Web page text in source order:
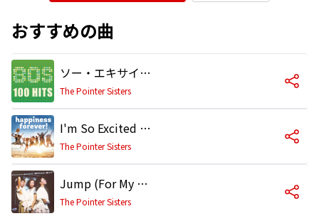
おすすめの曲
ソー・エキサイテッド
The Pointer Sisters
I'm So Excited (12" Remix)
The Pointer Sisters
Jump (For My Love)
The Pointer Sisters